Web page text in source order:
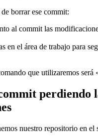
borrar ese commit:
al commit las
en el área de trabajo para
que utilizaremos será
perdiendo
nuestro repositorio en el